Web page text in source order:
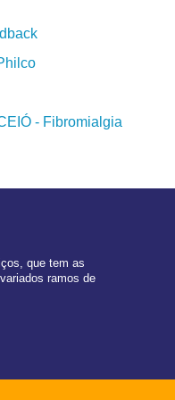
- Fibromialgia
que tem as
ramos de